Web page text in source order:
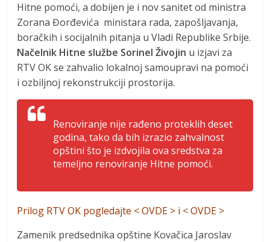
Hitne pomoći, a dobijen je i nov sanitet od ministra
Zorana Đorđevića ministara rada, zapošljavanja,
boračkih i socijalnih pitanja u Vladi Republike Srbije.
Načelnik Hitne službe Sorinel Živojin u izjavi za
RTV OK se zahvalio lokalnoj samoupravi na pomoći
i ozbiljnoj rekonstrukciji prostorija.
Renoviranje nije rađeno proteklih deset
godina, tako da bih izrazio zahvalnost
opštini što je izdvojila ova sredstva za
temeljno renoviranje Hitne pomoći.
Prilog RTV OK pogledajte <OVDE > i <OVDE >
Zamenik predsednika opštine Kovačica Jaroslav